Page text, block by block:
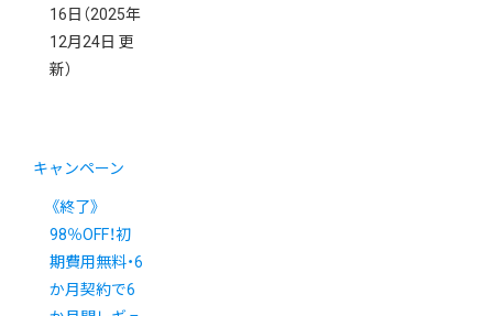
16日 （2025年
12月24日 更
新）
キャンペーン
《終了》
98％OFF！初
期費用無料・6
か月契約で6